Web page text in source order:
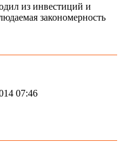
из инвестиций и
закономерность
07:46